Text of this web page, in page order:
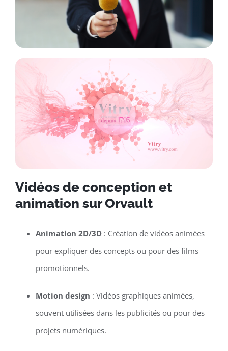
Vidéos de conception et
animation sur Orvault
Animation 2D/3D: Création de vidéos animées
pour expliquer des concepts ou pour des films
promotionnels.
Motion design : Vidéos graphiques animées,
souvent utilisées dans les publicités ou pour des
projets numériques.